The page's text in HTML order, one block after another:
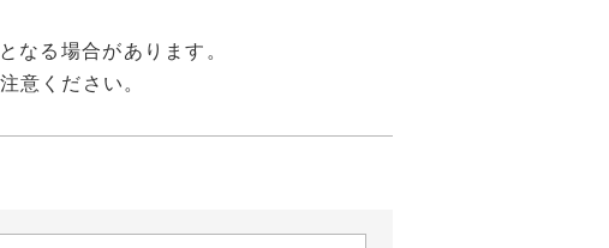
なる場合があります。
意ください。